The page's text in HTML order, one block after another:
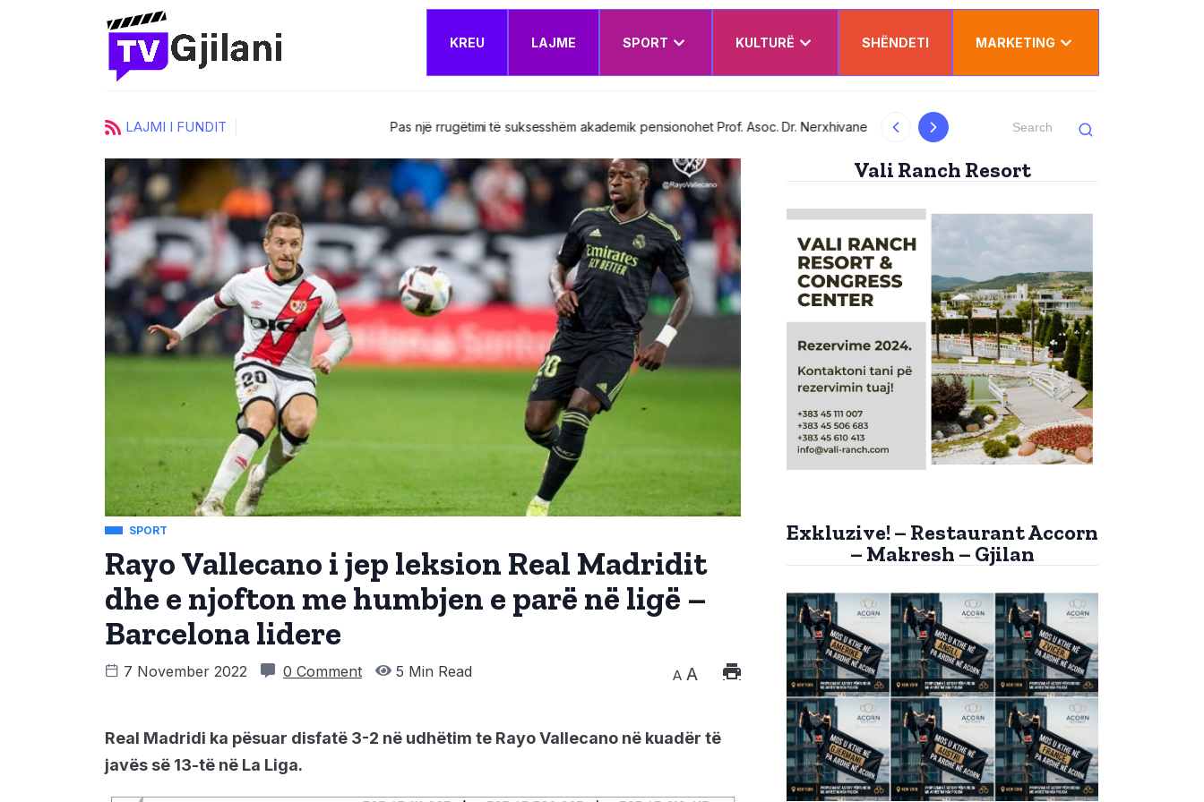
KREU LAJME SPORT KULTURË SHËNDETI MARKETING
LAJMI I FUNDIT Pas një rrugëtimi të suksesshëm akademik pensionohet Prof. Asoc. Dr. Nerxhivane Krasniqi Dy punëtorë nga Kosova lëndohen
SPORT
Rayo Vallecano i jep leksion Real Madridit
dhe e njofton me humbjen e parë në ligë –
Barcelona lidere
7 November 2022 0 Comment 5 Min Read A A
Real Madridi ka pësuar disfatë 3-2 në udhëtim te Rayo Vallecano në kuadër të
javës së 13-të në La Liga.
Vali Ranch Resort
Exkluzive! – Restaurant Accorn
– Makresh – Gjilan